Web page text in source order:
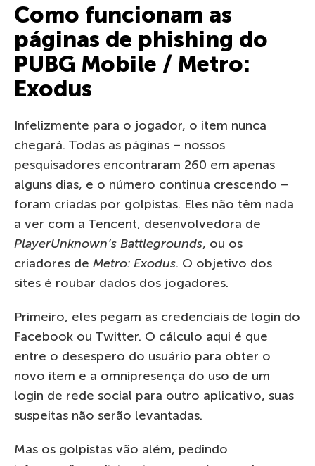
Como funcionam as
páginas de phishing do
PUBG Mobile / Metro:
Exodus
Infelizmente para o jogador, o item nunca
chegará. Todas as páginas – nossos
pesquisadores encontraram 260 em apenas
alguns dias, e o número continua crescendo –
foram criadas por golpistas. Eles não têm nada
a ver com a Tencent, desenvolvedora de
PlayerUnknown’s Battlegrounds, ou os
criadores de Metro: Exodus. O objetivo dos
sites é roubar dados dos jogadores.
Primeiro, eles pegam as credenciais de login do
Facebook ou Twitter. O cálculo aqui é que
entre o desespero do usuário para obter o
novo item e a omnipresença do uso de um
login de rede social para outro aplicativo, suas
suspeitas não serão levantadas.
Mas os golpistas vão além, pedindo